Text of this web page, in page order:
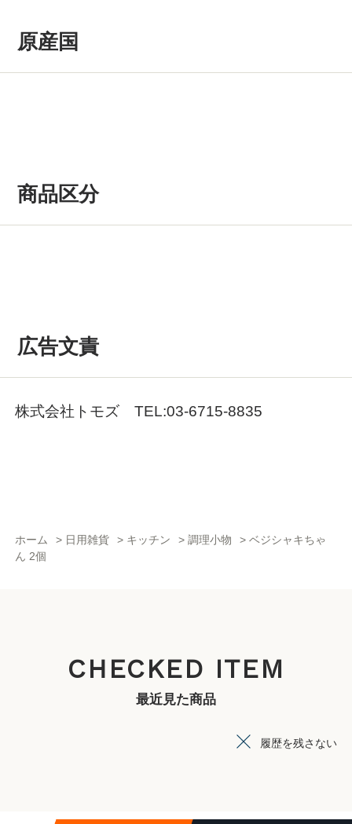
原産国
商品区分
広告文責
株式会社トモズ TEL:03-6715-8835
ホーム > 日用雑貨 > キッチン > 調理小物 > ベジシャキちゃ
ん 2個
CHECKED ITEM
最近見た商品
履歴を残さない